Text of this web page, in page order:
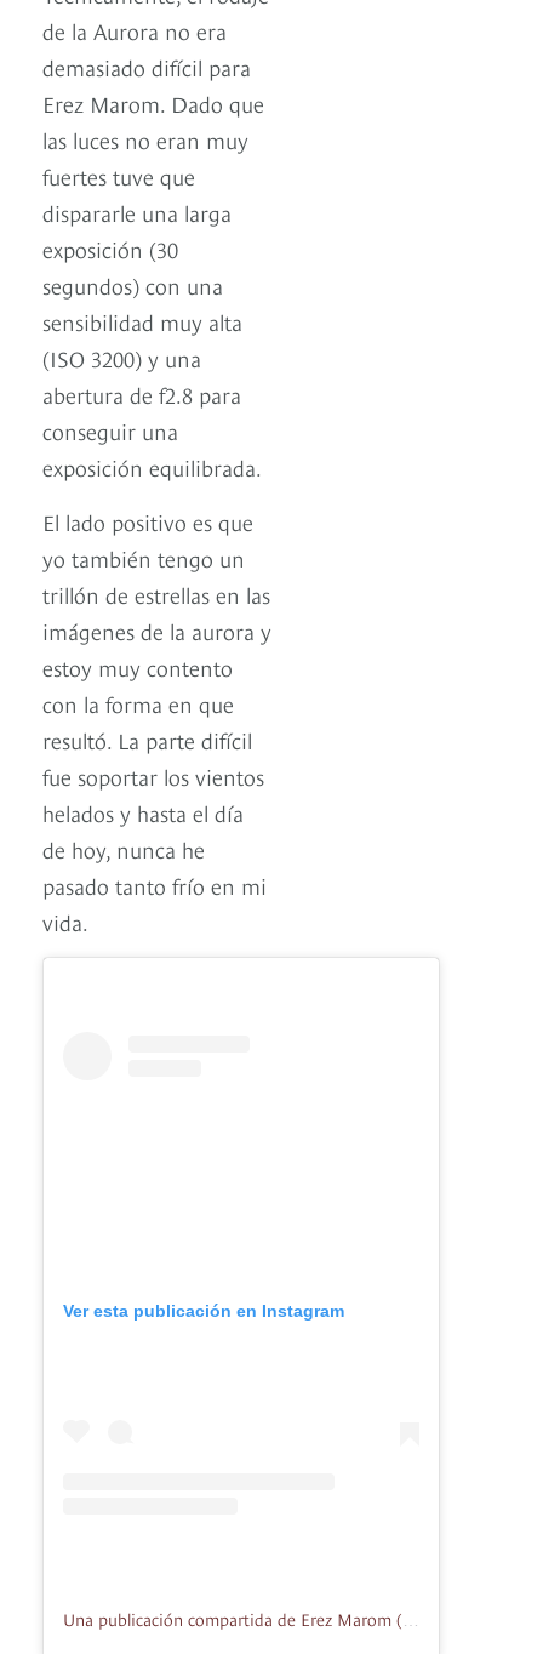
de la Aurora no era
demasiado difícil para
Erez Marom. Dado que
las luces no eran muy
fuertes tuve que
dispararle una larga
exposición (30
segundos) con una
sensibilidad muy alta
(ISO 3200) y una
abertura de f2.8 para
conseguir una
exposición equilibrada.
El lado positivo es que
yo también tengo un
trillón de estrellas en las
imágenes de la aurora y
estoy muy contento
con la forma en que
resultó. La parte difícil
fue soportar los vientos
helados y hasta el día
de hoy, nunca he
pasado tanto frío en mi
vida.
Ver esta publicación en Instagram
Una publicación compartida de Erez Marom (@erezmarom)